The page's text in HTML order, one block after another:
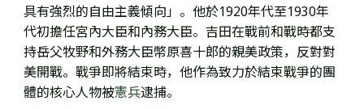
具有強烈的自由主義傾向」。他於1920年代至1930年
代初擔任宮內大臣和內務大臣。吉田在戰前和戰時都支
持岳父牧野和外務大臣幣原喜十郎的親美政策，反對對
美開戰。戰爭即將結束時，他作為致力於結束戰爭的團
體的核心人物被憲兵逮捕。